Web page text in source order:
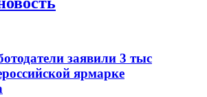
заявили 3 тыс
ярмарке